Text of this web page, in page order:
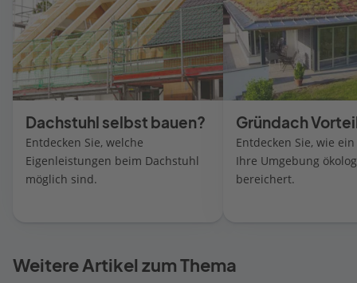
Dachstuhl selbst bauen?
Entdecken Sie, welche
Eigenleistungen beim Dachstuhl
möglich sind.
Gründach
Entdecken Sie, wie
Ihre Umgebung
bereichert.
Weitere Artikel zum Thema